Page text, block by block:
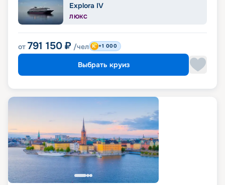
Explora IV
ЛЮКС
от 791 150 ₽ /чел +1 000
Выбрать круиз